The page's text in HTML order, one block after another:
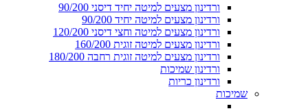
ורדינון מצעים למיטה יחיד דיסני 90/200
ורדינון מצעים למיטה יחיד 90/200
ורדינון מצעים למיטה וחצי דיסני 120/200
ורדינון מצעים למיטה זוגית 160/200
ורדינון מצעים למיטה זוגית רחבה 180/200
ורדינון שמיכות
ורדינון כריות
שמיכות